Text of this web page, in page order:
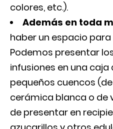
colores, etc.).
Además en toda
haber un espacio para
Podemos presentar
infusiones en una
pequeños cuencos
cerámica blanca o de
de presentar en